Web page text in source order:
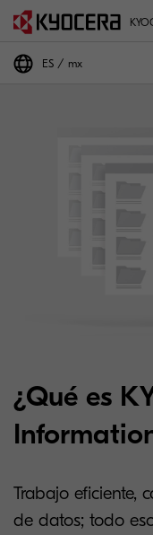
ES mx
¿Qué es
Trabajo eficiente,
de datos; todo